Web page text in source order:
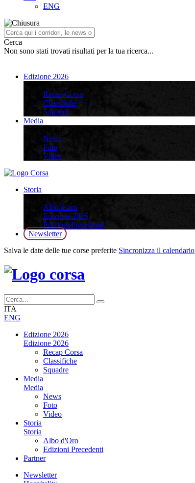
ENG
Cerca
Non sono stati trovati risultati per la tua ricerca...
Edizione 2026
Recap Corsa
Classifiche
Squadre
Media
News
Foto
Video
Storia
Albo d’oro
Edizione 2026
Edizioni Precedenti
Newsletter
Salva le date delle tue corse preferite Sincronizza il calendario
ITA
ENG
Edizione 2026
Edizione 2026
Recap Corsa
Classifiche
Squadre
Media
Media
News
Foto
Video
Storia
Storia
Albo d'Oro
Edizioni Precedenti
Partner
Newsletter